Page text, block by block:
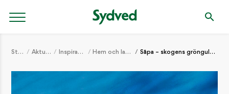
Start Aktuellt Inspiration Hem och lantliv Såpa – skogens gröngula guld